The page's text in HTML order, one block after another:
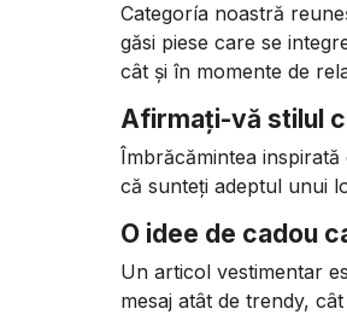
Categoría noastră
găsi piese care se
cât și în momente de
Afirmați-vă stilul
Îmbrăcămintea
că sunteți adeptul unui
O idee de cadou
Un articol vestimentar
mesaj atât de trendy,